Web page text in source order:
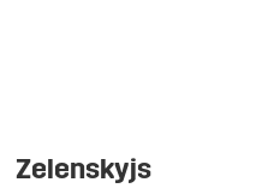
Zelenskyjs